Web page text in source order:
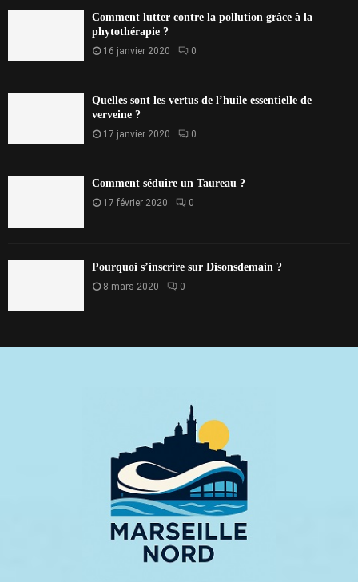
Comment lutter contre la pollution grâce à la
phytothérapie ?
16 janvier 2020 0
Quelles sont les vertus de l’huile essentielle de
verveine ?
17 janvier 2020 0
Comment séduire un Taureau ?
17 février 2020 0
Pourquoi s’inscrire sur Disonsdemain ?
8 mars 2020 0